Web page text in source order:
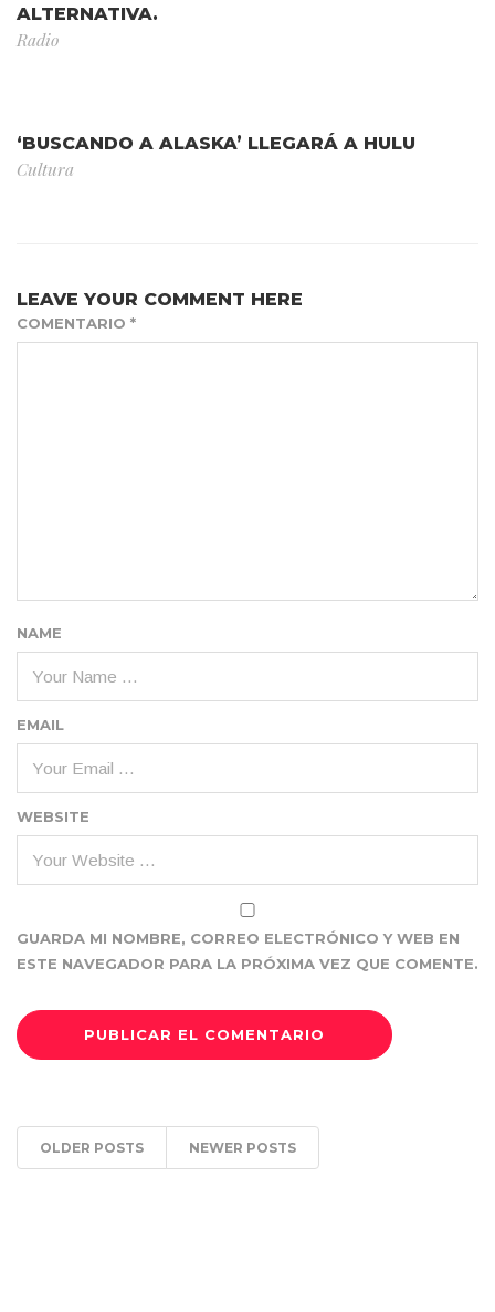
ALTERNATIVA.
Radio
‘BUSCANDO A ALASKA’ LLEGARÁ A HULU
Cultura
LEAVE YOUR COMMENT HERE
COMENTARIO *
NAME
EMAIL
WEBSITE
GUARDA MI NOMBRE, CORREO ELECTRÓNICO Y WEB EN
ESTE NAVEGADOR PARA LA PRÓXIMA VEZ QUE COMENTE.
OLDER POSTS NEWER POSTS